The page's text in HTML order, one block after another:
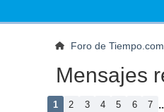
Foro de Tiempo.com
Mensajes
1 2 3 4 5 6 7